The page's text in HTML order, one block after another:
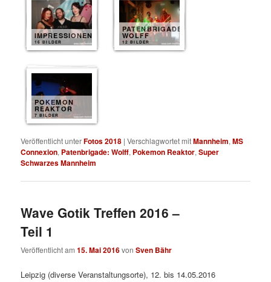
IMPRESSIONEN
16 BILDER
PATENBRIGADE
WOLFF
12 BILDER
POKEMON
REAKTOR
7 BILDER
Veröffentlicht unterFotos 2018 |Verschlagwortet mitMannheim,MS
Connexion, Patenbrigade: Wolff, Pokemon Reaktor,Super
Schwarzes Mannheim
Wave Gotik Treffen 2016 –
Teil 1
Veröffentlicht am15. Mai 2016vonSven Bähr
Leipzig (diverse Veranstaltungsorte), 12. bis 14.05.2016